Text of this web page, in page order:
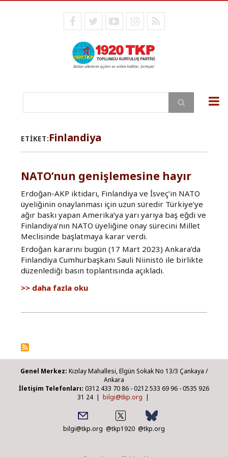
facebooktwitteryoutubeinstagram
RSS
Ara
ETIKET:Finlandiya
NATO’nun genişlemesine hayır
NATO’nun
hakkında
daha fazla oku
Erdoğan-AKP iktidarı, Finlandiya ve İsveç’in NATO
üyeliğinin onaylanması için uzun süredir Türkiye’ye
ağır baskı yapan Amerika’ya yarı yarıya baş eğdi ve
Finlandiya’nın NATO üyeliğine onay sürecini Millet
Meclisinde başlatmaya karar verdi.
Erdoğan kararını bugün (17 Mart 2023) Ankara’da
Finlandiya Cumhurbaşkanı Sauli Niinistö ile birlikte
düzenlediği basın toplantısında açıkladı.
Genel Merkez: Kızılay Mahallesi, Elgün Sokak No 13/3 Çankaya /
Ankara
İletişim Telefonları: 0312 433 70 86 - 0212 533 69 96 - 0535 926
31 24 | bilgi@tkp.org |
bilgi@tkp.org @tkp1920 @tkp.org